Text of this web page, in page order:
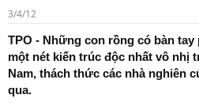
s
t
a
r
t
e
r
ầ
3/4/12
TPO - Những con rồng có bàn
một nét kiến trúc độc nhất vô nhị
Nam, thách thức các nhà nghiên
qua.